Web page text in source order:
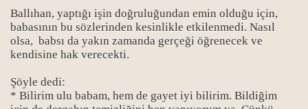
Ballıhan, yaptığı işin doğruluğundan emin olduğu için,
babasının bu sözlerinden kesinlikle etkilenmedi. Nasıl
olsa, babsı da yakın zamanda gerçeği öğrenecek ve
kendisine hak verecekti.
Şöyle dedi:
* Bilirim ulu babam, hem de gayet iyi bilirim. Bildiğim